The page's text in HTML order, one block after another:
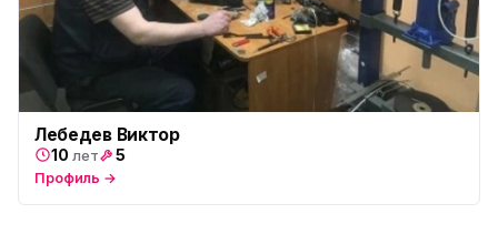
Лебедев Виктор
10 лет 5
Профиль →